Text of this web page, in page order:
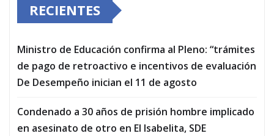
RECIENTES
Ministro de Educación confirma al Pleno: “trámites
de pago de retroactivo e incentivos de evaluación
De Desempeño inician el 11 de agosto
Condenado a 30 años de prisión hombre implicado
en asesinato de otro en El Isabelita, SDE